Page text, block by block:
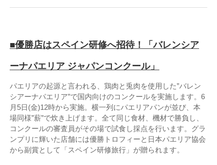
■優勝店はスペイン研修へ招待！「バレンシア
ーナパエリア ジャパンコンクール」
パエリアの起源と言われる、鶏肉と兎肉を使用した”バレン
シアーナパエリア”で国内向けのコンクールを実施します。6
月5日(金)12時から実施。横一列にパエリアパンが並び、本
場同様”薪”で炊き上げます。全て同じ食材、機材で勝負し、
コンクールの審査員がその場で試食し採点を行います。グラ
ンプリに輝いた店舗には優勝トロフィーと日本パエリア協会
から副賞として「スペイン研修旅行」が贈られます。